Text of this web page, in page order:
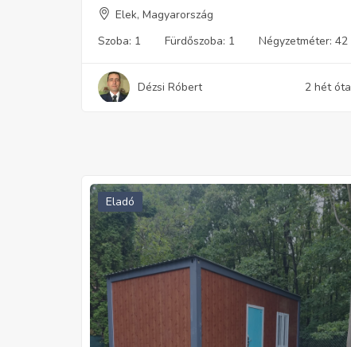
Elek, Magyarország
Szoba: 1 Fürdőszoba: 1 Négyzetméter: 42
Dézsi Róbert 2 hét óta
Eladó